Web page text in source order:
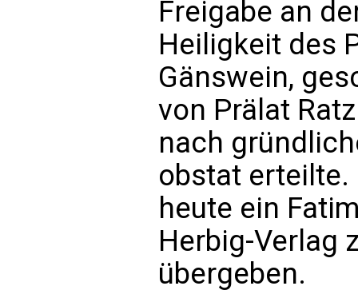
Freigabe an
Heiligkeit des
Gänswein,
von Prälat
nach
obstat
heute ein
Herbig-Verlag
übergeben.